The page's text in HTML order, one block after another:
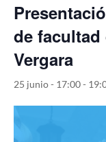
de facultad
Vergara
25 junio - 17:00-